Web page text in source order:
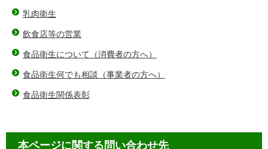
乳肉衛生
飲食店等の営業
食品衛生について（消費者の方へ）
食品衛生何でも相談（事業者の方へ）
食品衛生関係表彰
本ページに関する問い合わせ先